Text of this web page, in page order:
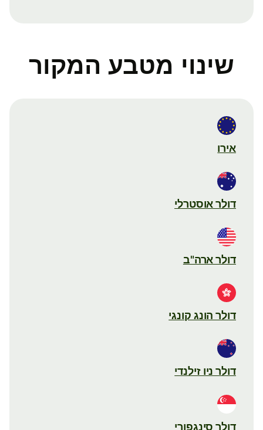
שינוי מטבע המקור
אירו
דולר אוסטרלי
דולר ארה"ב
דולר הונג קונגי
דולר ניו זילנדי
דולר סינגפורי